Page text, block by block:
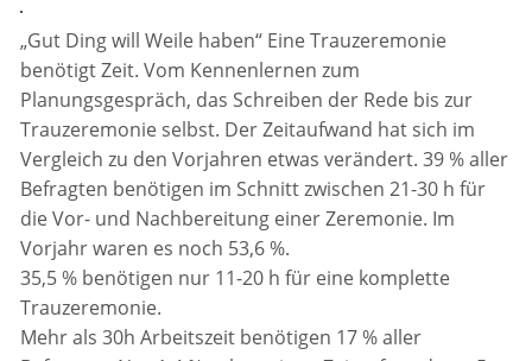
„Gut Ding will Weile haben“ Eine Trauzeremonie
benötigt Zeit. Vom Kennenlernen zum
Planungsgespräch, das Schreiben der Rede bis zur
Trauzeremonie selbst. Der Zeitaufwand hat sich im
Vergleich zu den Vorjahren etwas verändert. 39 % aller
Befragten benötigen im Schnitt zwischen 21-30 h für
die Vor- und Nachbereitung einer Zeremonie. Im
Vorjahr waren es noch 53,6 %.
35,5 % benötigen nur 11-20 h für eine komplette
Trauzeremonie.
Mehr als 30h Arbeitszeit benötigen 17 % aller